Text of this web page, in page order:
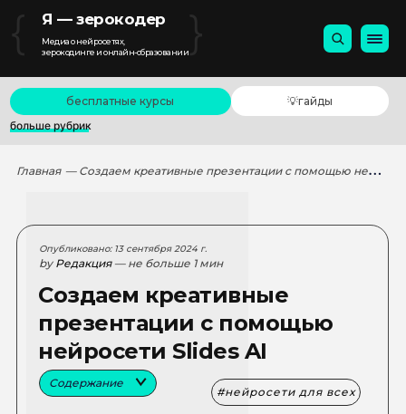
{ Я — зерокодер
Медиа о нейросетях,
зерокодинге и онлайн-образовании}
бесплатные курсы
💡гайды
больше рубрик
Главная — Создаем креативные презентации с помощью нейросети Slides AI
Опубликовано: 13 сентября 2024 г.
by Редакция — не больше 1 мин
Создаем креативные
презентации с помощью
нейросети Slides AI
Содержание
нейросети для всех